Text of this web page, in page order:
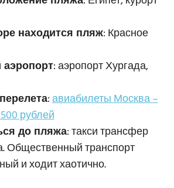
находится пляж: Красное
: аэропорт Хургада,
:авиабилеты Москва –
рублей
до пляжа: такси трансфер
Общественный транспорт
и ходит хаотично.